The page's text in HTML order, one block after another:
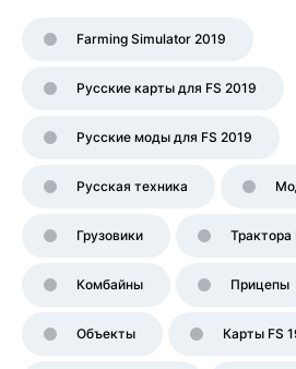
Farming Simulator 2019
Русские карты для FS 2019
Русские моды для FS 2019
Русская техника
Грузовики Трактора
Комбайны Прицепы
Объекты Карты FS